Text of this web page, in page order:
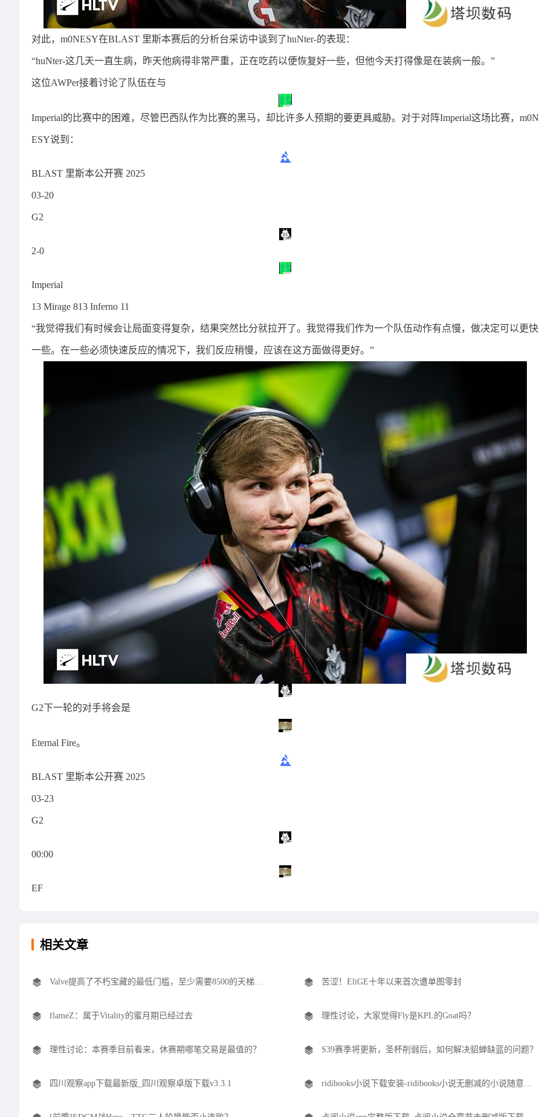
对此，m0NESY在BLAST 里斯本赛后的分析台采访中谈到了huNter-的表现：
“huNter-这几天一直生病，昨天他病得非常严重，正在吃药以便恢复好一些，但他今天打得像是在装病一般。”
这位AWPer接着讨论了队伍在与
Imperial的比赛中的困难，尽管巴西队作为比赛的黑马，却比许多人预期的要更具威胁。对于对阵Imperial这场比赛，m0N
ESY说到：
BLAST 里斯本公开赛 2025
03-20
G2
2-0
Imperial
13 Mirage 813 Inferno 11
“我觉得我们有时候会让局面变得复杂，结果突然比分就拉开了。我觉得我们作为一个队伍动作有点慢，做决定可以更快
一些。在一些必须快速反应的情况下，我们反应稍慢，应该在这方面做得更好。”
G2下一轮的对手将会是
Eternal Fire。
BLAST 里斯本公开赛 2025
03-23
G2
00:00
EF
相关文章
Valve提高了不朽宝藏的最低门槛，至少需要8500的天梯积分 苦涩！EliGE十年以来首次遭单图零封
flameZ：属于Vitality的蜜月期已经过去 理性讨论，大家觉得Fly是KPL的Goat吗？
理性讨论：本赛季目前看来，休赛期哪笔交易是最值的？ S39赛季将更新，圣杯削弱后，如何解决貂蝉缺蓝的问题？
四川观察app下载最新版_四川观察卓版下载v3.3.1 ridibooks小说下载安装-ridibooks小说无删减的小说随意阅读安卓版下载v8.2.1